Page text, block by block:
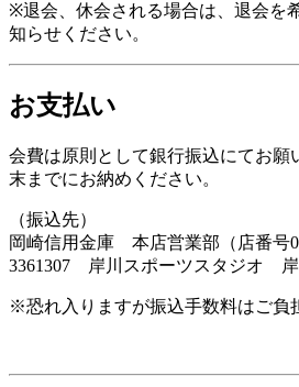
※退会、休会される場合は、退会を
知らせください。
お支払い
会費は原則として銀行振込にてお願
末までにお納めください。
（振込先）
岡崎信用金庫 本店営業部（店番
3361307 岸川スポーツスタジオ
※恐れ入りますが振込手数料はご負